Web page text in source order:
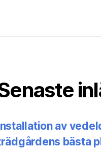
Installation av
bästa